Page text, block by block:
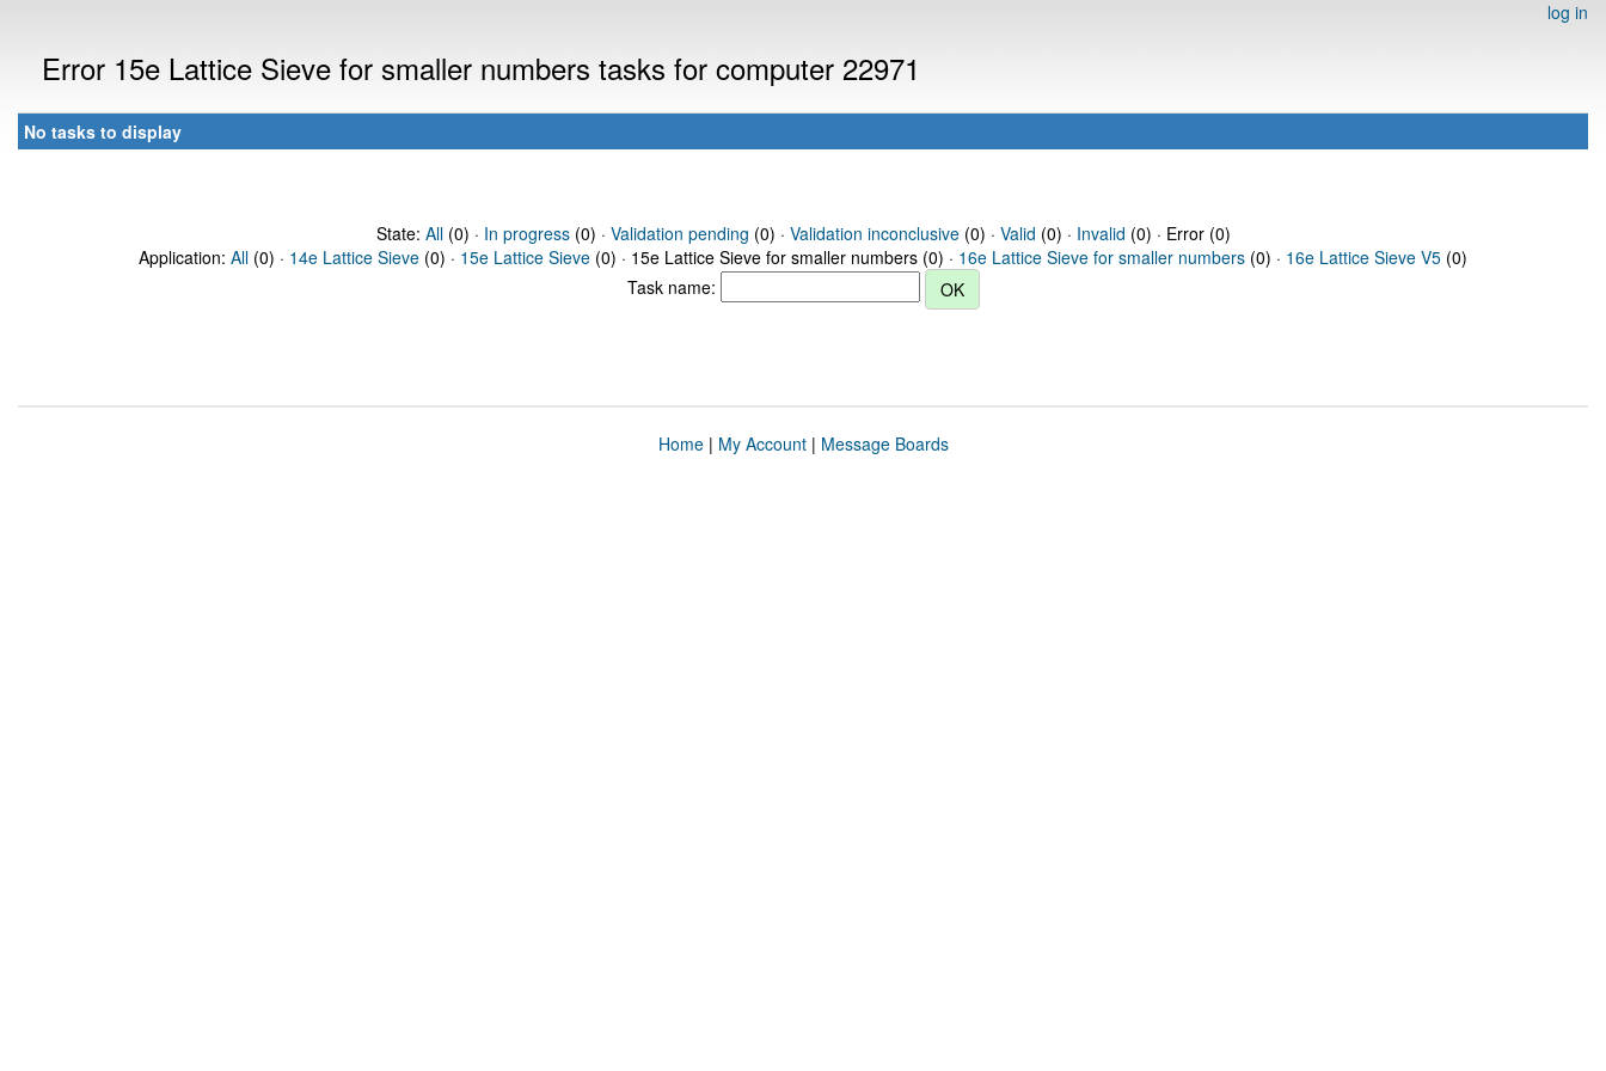
log in
Error 15e Lattice Sieve for smaller numbers tasks for computer 22971
No tasks to display
State: All(0) · In progress(0) · Validation pending (0) · Validation inconclusive(0) · Valid (0) · Invalid (0) · Error (0)
Application: All (0) · 14e Lattice Sieve (0) · 15e Lattice Sieve (0) · 15e Lattice Sieve for smaller numbers (0) · 16e Lattice Sieve for smaller numbers (0) · 16e Lattice Sieve V5 (0)
Task name:
Home| My Account| Message Boards